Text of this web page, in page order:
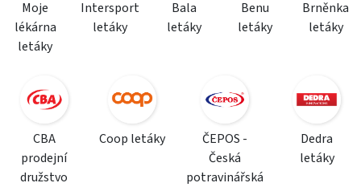
Moje
lékárna
letáky
Intersport
letáky
Bala
letáky
Benu
letáky
Brněnka
letáky
CBA
prodejní
družstvo
Coop letáky
ČEPOS -
Česká
potravinářská
Dedra
letáky